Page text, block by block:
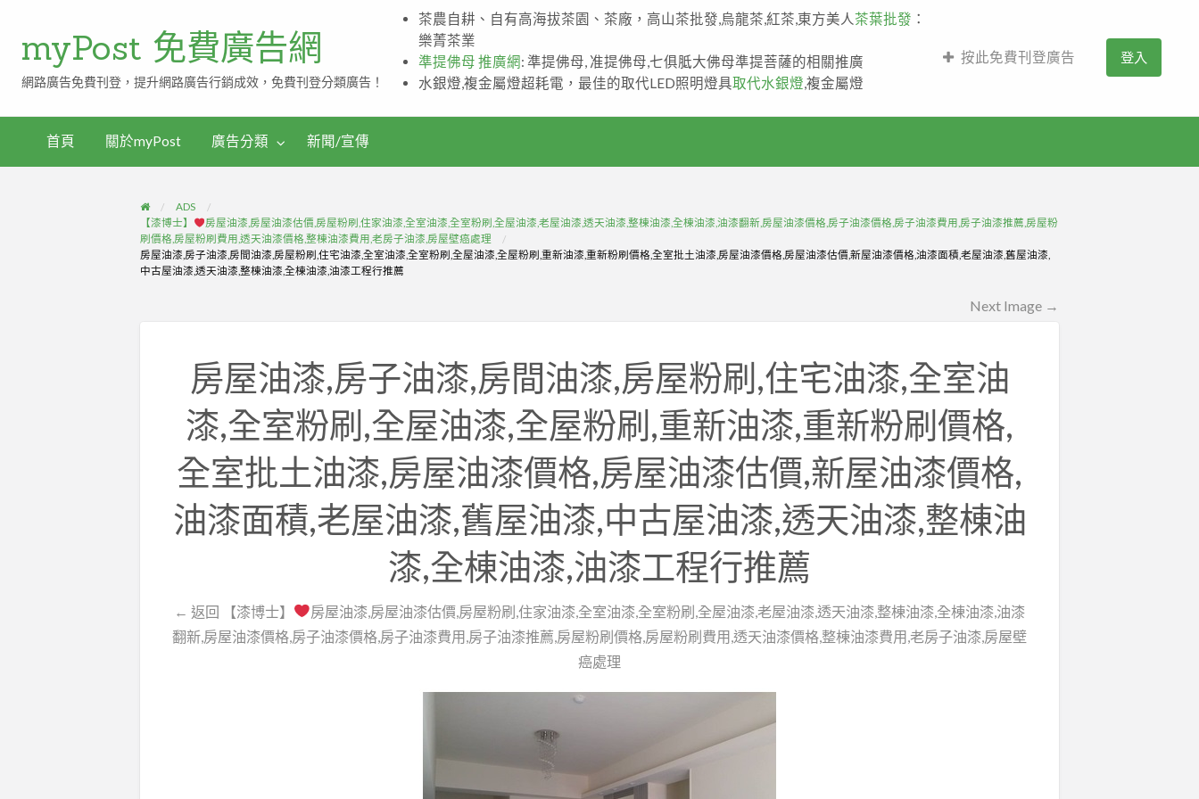
myPost 免費廣告網
網路廣告免費刊登，提升網路廣告行銷成效，免費刊登分類廣告！
茶農自耕、自有高海拔茶園、茶廠，高山茶批發,烏龍茶,紅茶,東方美人 茶葉批發 ：
樂菁茶業
準提佛母 推廣網: 準提佛母, 准提佛母,七俱胝大佛母準提菩薩的相關推廣
水銀燈,複金屬燈超耗電，最佳的取代LED照明燈具取代水銀燈 ,複金屬燈
按此免費刊登廣告 登入
首頁 關於myPost 廣告分類 新聞/宣傳
ADS
【漆博士】
房屋油漆,房屋油漆估價,房屋粉刷,住家油漆,全室油漆,全室粉刷,全屋油漆,老屋油漆,透天油漆,整棟油漆,全棟油漆,油漆翻新,房屋油漆價格,房子油漆價格,房子油漆費用,房子油漆推薦,房屋粉
刷價格,房屋粉刷費用,透天油漆價格,整棟油漆費用,老房子油漆,房屋壁癌處理
房屋油漆,房子油漆,房間油漆,房屋粉刷,住宅油漆,全室油漆,全室粉刷,全屋油漆,全屋粉刷,重新油漆,重新粉刷價格,全室批土油漆,房屋油漆價格,房屋油漆估價,新屋油漆價格,油漆面積,老屋油漆,舊屋油漆,
中古屋油漆,透天油漆,整棟油漆,全棟油漆,油漆工程行推薦
Next Image →
房屋油漆,房子油漆,房間油漆,房屋粉刷,住宅油漆,全室油
漆,全室粉刷,全屋油漆,全屋粉刷,重新油漆,重新粉刷價格,
全室批土油漆,房屋油漆價格,房屋油漆估價,新屋油漆價格,
油漆面積,老屋油漆,舊屋油漆,中古屋油漆,透天油漆,整棟油
漆,全棟油漆,油漆工程行推薦
← 返回 【漆博士】
房屋油漆,房屋油漆估價,房屋粉刷,住家油漆,全室油漆,全室粉刷,全屋油漆,老屋油漆,透天油漆,整棟油漆,全棟油漆,油漆
翻新,房屋油漆價格,房子油漆價格,房子油漆費用,房子油漆推薦,房屋粉刷價格,房屋粉刷費用,透天油漆價格,整棟油漆費用,老房子油漆,房屋壁
癌處理